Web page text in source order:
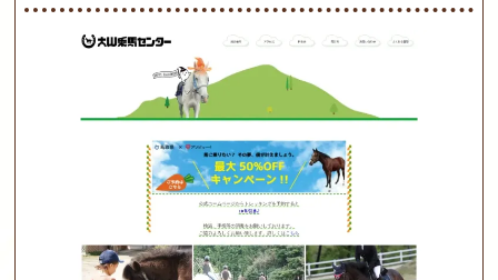
けでなく、馬の手入れや馬装（鞍などを装着する） も
このクラスで把握し、「馬に触れること」にも慣れてい
きましょう。 スタートクラス ビギナークラスで単独で
軽速歩(けいはやあし)ができるようになったら スタート
クラスへ。 グループレッスンで馬のスピードを調整し
ながら 軽速歩・正反撞(せいはんどう)を学びます。 安定
した手綱操作と軽速歩・正反撞ができるようになれば
駈歩(かけあし)練習に入ります。 ホップクラス スタート
クラスで常歩(なみあし)や 速歩、駈歩の初歩をマスター